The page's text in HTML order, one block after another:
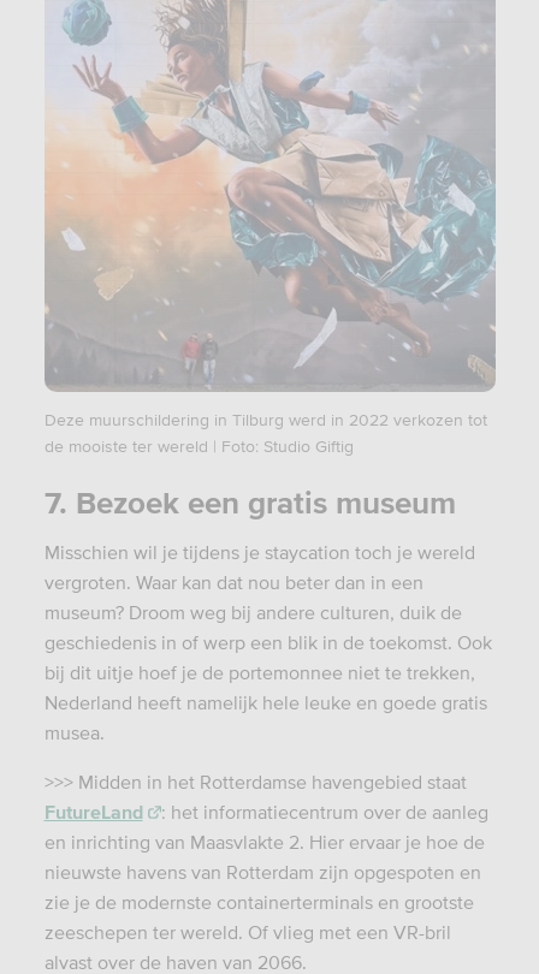
Deze muurschildering in Tilburg werd in 2022 verkozen tot
de mooiste ter wereld | Foto: Studio Giftig
7. Bezoek een gratis museum
Misschien wil je tijdens je staycation toch je wereld
vergroten. Waar kan dat nou beter dan in een
museum? Droom weg bij andere culturen, duik de
geschiedenis in of werp een blik in de toekomst. Ook
bij dit uitje hoef je de portemonnee niet te trekken,
Nederland heeft namelijk hele leuke en goede gratis
musea.
>>> Midden in het Rotterdamse havengebied staat
FutureLand
: het informatiecentrum over de aanleg
en inrichting van Maasvlakte 2. Hier ervaar je hoe de
nieuwste havens van Rotterdam zijn opgespoten en
zie je de modernste containerterminals en grootste
zeeschepen ter wereld. Of vlieg met een VR-bril
alvast over de haven van 2066.